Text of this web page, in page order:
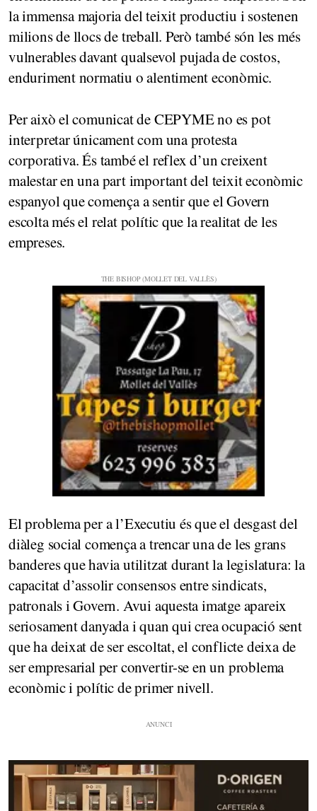
la immensa majoria del teixit productiu i sostenen
milions de llocs de treball. Però també són les més
vulnerables davant qualsevol pujada de costos,
enduriment normatiu o alentiment econòmic.
Per això el comunicat de CEPYME no es pot
interpretar únicament com una protesta
corporativa. És també el reflex d’un creixent
malestar en una part important del teixit econòmic
espanyol que comença a sentir que el Govern
escolta més el relat polític que la realitat de les
empreses.
El problema per a l’Executiu és que el desgast del
diàleg social comença a trencar una de les grans
banderes que havia utilitzat durant la legislatura: la
capacitat d’assolir consensos entre sindicats,
patronals i Govern. Avui aquesta imatge apareix
seriosament danyada i quan qui crea ocupació sent
que ha deixat de ser escoltat, el conflicte deixa de
ser empresarial per convertir-se en un problema
econòmic i polític de primer nivell.